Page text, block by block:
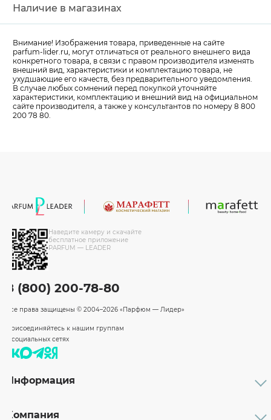
Наличие в магазинах
Внимание! Изображения товара, приведенные на сайте
parfum-lider.ru, могут отличаться от реального внешнего вида
конкретного товара, в связи с правом производителя изменять
внешний вид, характеристики и комплектацию товара, не
ухудшающие его качеств, без предварительного уведомления.
В случае любых сомнений перед покупкой уточняйте
характеристики, комплектацию и внешний вид на официальном
сайте производителя, а также у консультантов по номеру 8 800
200 78 80.
Наведите камеру и скачайте
бесплатное приложение
PARFUM — LEADER
8 (800) 200-78-80
Все права защищены © 2004–2026 «Парфюм — Лидер»
Присоединяйтесь к нашим группам
в социальных сетях
Информация
Бренды
Компания